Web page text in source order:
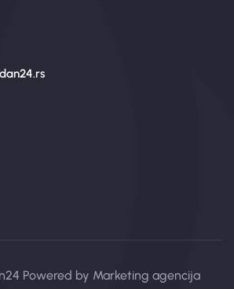
Powered by Marketing agencija